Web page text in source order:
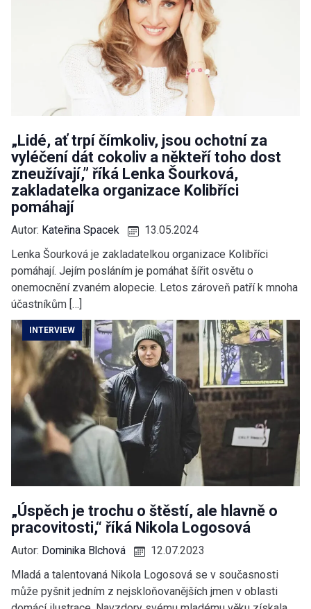
„Lidé, ať trpí čímkoliv, jsou ochotní za
vyléčení dát cokoliv a někteří toho dost
zneužívají,” říká Lenka Šourková,
zakladatelka organizace Kolibříci
pomáhají
Autor: Kateřina Spacek
13.05.2024
Lenka Šourková je zakladatelkou organizace Kolibříci
pomáhají. Jejím posláním je pomáhat šířit osvětu o
onemocnění zvaném alopecie. Letos zároveň patří k mnoha
účastníkům […]
INTERVIEW
„Úspěch je trochu o štěstí, ale hlavně o
pracovitosti,“ říká Nikola Logosová
Autor: Dominika Blchová
12.07.2023
Mladá a talentovaná Nikola Logosová se v současnosti
může pyšnit jedním z nejskloňovanějších jmen v oblasti